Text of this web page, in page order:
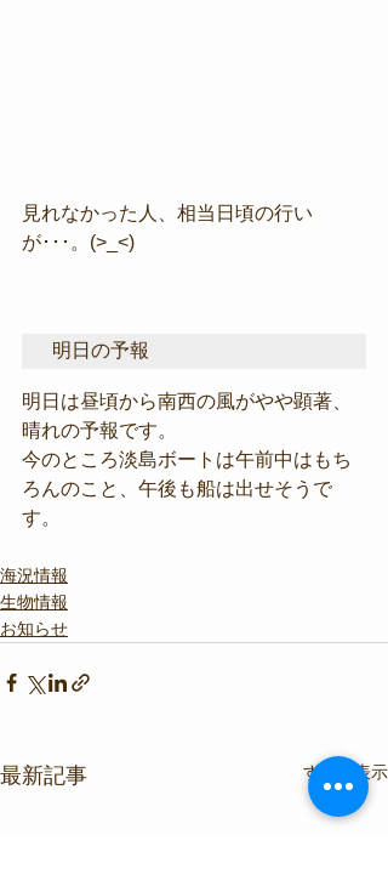
見れなかった人、相当日頃の行い
が･･･。(>_<)
明日の予報
明日は昼頃から南西の風がやや顕著、
晴れの予報です。
今のところ淡島ボートは午前中はもち
ろんのこと、午後も船は出せそうで
す。
海況情報
生物情報
お知らせ
最新記事 すべて表示